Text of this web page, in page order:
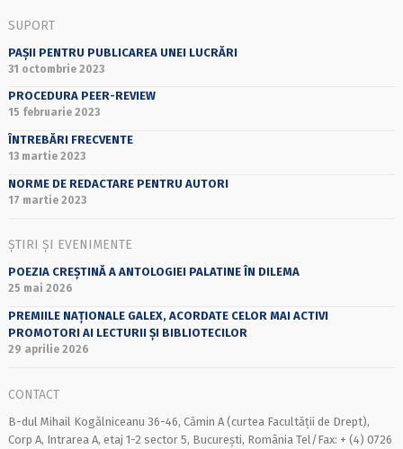
SUPORT
PAȘII PENTRU PUBLICAREA UNEI LUCRĂRI
31 octombrie 2023
PROCEDURA PEER-REVIEW
15 februarie 2023
ÎNTREBĂRI FRECVENTE
13 martie 2023
NORME DE REDACTARE PENTRU AUTORI
17 martie 2023
ȘTIRI ȘI EVENIMENTE
POEZIA CREȘTINĂ A ANTOLOGIEI PALATINE ÎN DILEMA
25 mai 2026
PREMIILE NAȚIONALE GALEX, ACORDATE CELOR MAI ACTIVI
PROMOTORI AI LECTURII ȘI BIBLIOTECILOR
29 aprilie 2026
CONTACT
B-dul Mihail Kogălniceanu 36-46, Cămin A (curtea Facultății de Drept),
Corp A, Intrarea A, etaj 1-2 sector 5, București, România Tel/Fax: + (4) 0726